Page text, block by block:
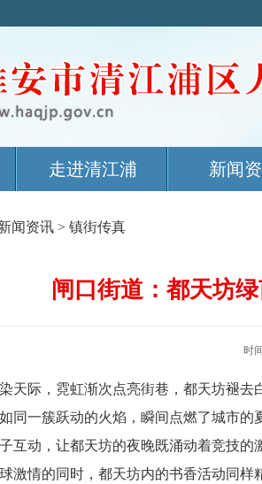
走进清江浦 新闻
闻资讯 > 镇街传真
闸口街道：都天坊
时
天际，霓虹渐次点亮街巷，都天坊褪
同一簇跃动的火焰，瞬间点燃了城市
互动，让都天坊的夜晚既涌动着竞技的
激情的同时，都天坊内的书香活动同